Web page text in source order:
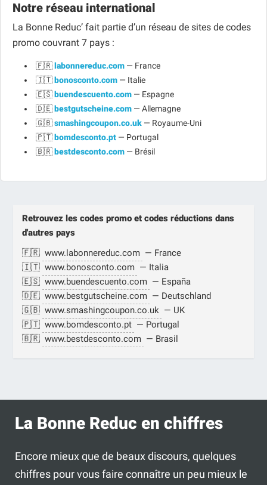
Notre réseau international
La Bonne Reduc’ fait partie d’un réseau de sites de codes
promo couvrant 7 pays :
🇫🇷labonnereduc.com — France
🇮🇹bonosconto.com — Italie
🇪🇸buendescuento.com — Espagne
🇩🇪bestgutscheine.com — Allemagne
🇬🇧smashingcoupon.co.uk — Royaume-Uni
🇵🇹bomdesconto.pt — Portugal
🇧🇷bestdesconto.com — Brésil
Retrouvez les codes promo et codes réductions dans
d'autres pays
🇫🇷 www.labonnereduc.com — France
🇮🇹 www.bonosconto.com — Italia
🇪🇸 www.buendescuento.com — España
🇩🇪 www.bestgutscheine.com — Deutschland
🇬🇧 www.smashingcoupon.co.uk — UK
🇵🇹 www.bomdesconto.pt — Portugal
🇧🇷 www.bestdesconto.com — Brasil
La Bonne Reduc en chiffres
Encore mieux que de beaux discours, quelques
chiffres pour vous faire connaître un peu mieux le